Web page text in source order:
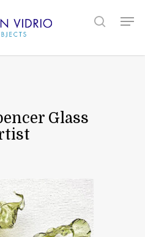
search
Glass